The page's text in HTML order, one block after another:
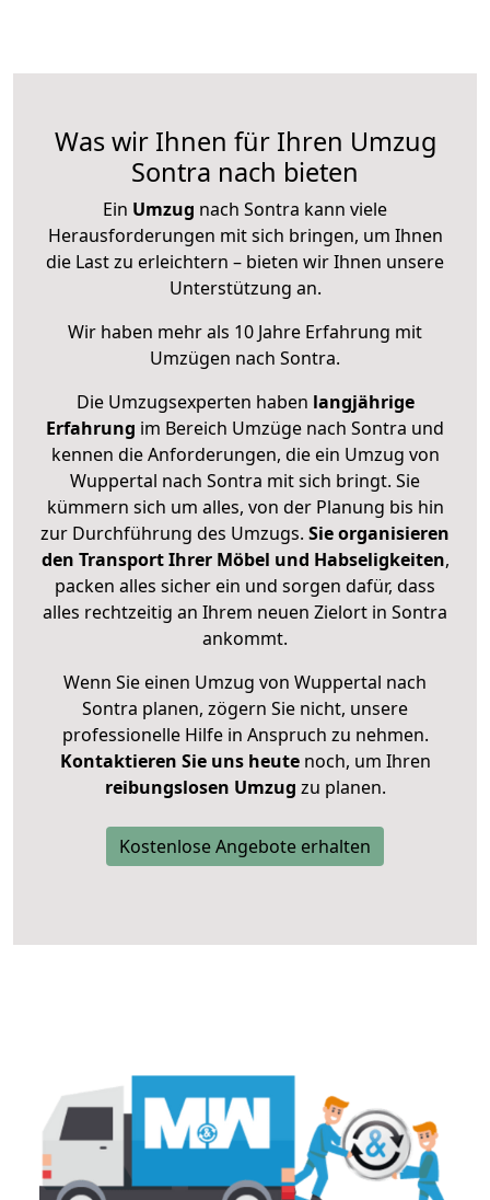
Was wir Ihnen für Ihren Umzug
Sontra nach bieten
Ein Umzug nach Sontra kann viele
Herausforderungen mit sich bringen, um Ihnen
die Last zu erleichtern – bieten wir Ihnen unsere
Unterstützung an.
Wir haben mehr als 10 Jahre Erfahrung mit
Umzügen nach Sontra.
Die Umzugsexperten haben langjährige
Erfahrung im Bereich Umzüge nach Sontra und
kennen die Anforderungen, die ein Umzug von
Wuppertal nach Sontra mit sich bringt. Sie
kümmern sich um alles, von der Planung bis hin
zur Durchführung des Umzugs. Sie organisieren
den Transport Ihrer Möbel und Habseligkeiten,
packen alles sicher ein und sorgen dafür, dass
alles rechtzeitig an Ihrem neuen Zielort in Sontra
ankommt.
Wenn Sie einen Umzug von Wuppertal nach
Sontra planen, zögern Sie nicht, unsere
professionelle Hilfe in Anspruch zu nehmen.
Kontaktieren Sie uns heutenoch, um Ihren
reibungslosen Umzug zu planen.
Kostenlose Angebote erhalten